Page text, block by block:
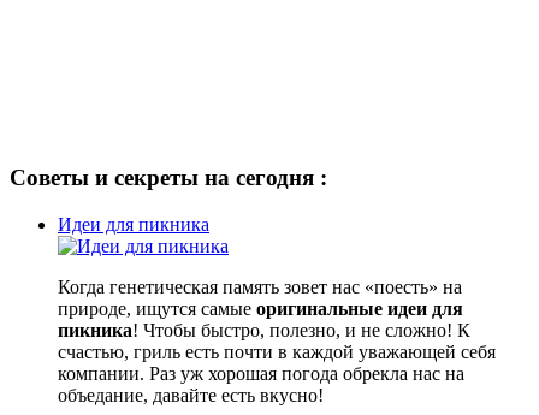
Советы и секреты на сегодня :
Идеи для пикника
Когда генетическая память зовет нас «поесть» на
природе, ищутся самые оригинальные идеи для
пикника! Чтобы быстро, полезно, и не сложно! К
счастью, гриль есть почти в каждой уважающей себя
компании. Раз уж хорошая погода обрекла нас на
объедание, давайте есть вкусно!